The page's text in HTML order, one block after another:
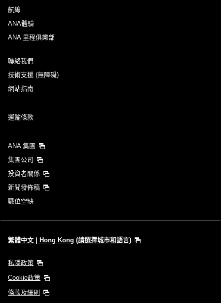
航線
ANA體驗
ANA 里程俱樂部
聯絡我們
技術支援 (無障礙)
網站指南
運輸條款
ANA 集團
集團公司
投資者關係
新聞發佈稿
職位空缺
繁體中文 | Hong Kong (請選擇城市和語言)
私隱政策
Cookie政策
條款及細則